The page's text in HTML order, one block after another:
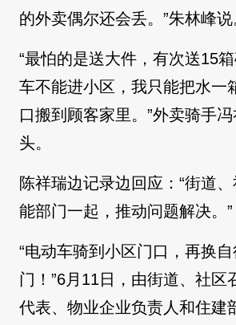
的外卖偶尔还会丢。”朱林峰说
“最怕的是送大件，有次送15
车不能进小区，我只能把水一
口搬到顾客家里。”外卖骑手
头。
陈祥瑞边记录边回应：“街道
能部门一起，推动问题解决。”
“电动车骑到小区门口，再换
门！”6月11日，由街道、社区
代表、物业企业负责人和住建